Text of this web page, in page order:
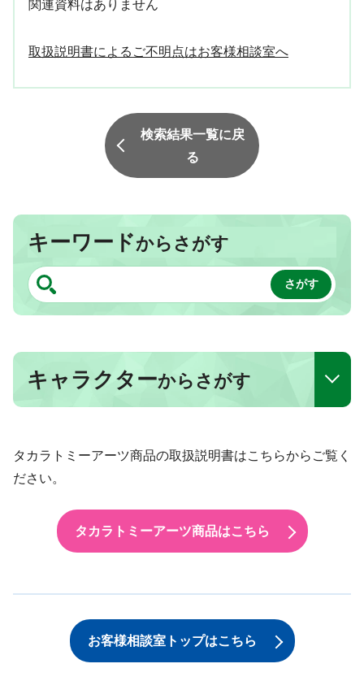
関連資料はありません
取扱説明書によるご不明点はお客様相談室へ
検索結果一覧に戻
る
キーワードからさがす
キャラクターからさがす
タカラトミーアーツ商品の取扱説明書はこちらからご覧く
ださい。
タカラトミーアーツ商品はこちら
お客様相談室トップはこちら